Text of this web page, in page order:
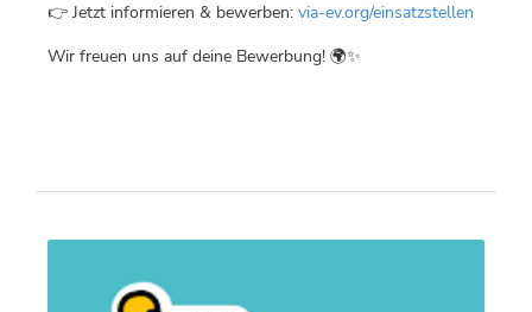
👉 Jetzt informieren & bewerben: via-ev.org/einsatzstellen
Wir freuen uns auf deine Bewerbung! 🌍✨